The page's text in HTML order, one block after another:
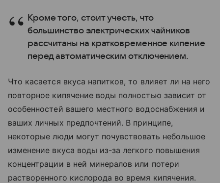
Кроме того, стоит учесть, что
большинство электрических чайников
рассчитаны на кратковременное кипение
перед автоматическим отключением.
Что касается вкуса напитков, то влияет ли на него
повторное кипячение воды полностью зависит от
особенностей вашего местного водоснабжения и
ваших личных предпочтений. В принципе,
некоторые люди могут почувствовать небольшое
изменение вкуса воды из-за легкого повышения
концентрации в ней минералов или потери
растворенного кислорода во время кипячения.